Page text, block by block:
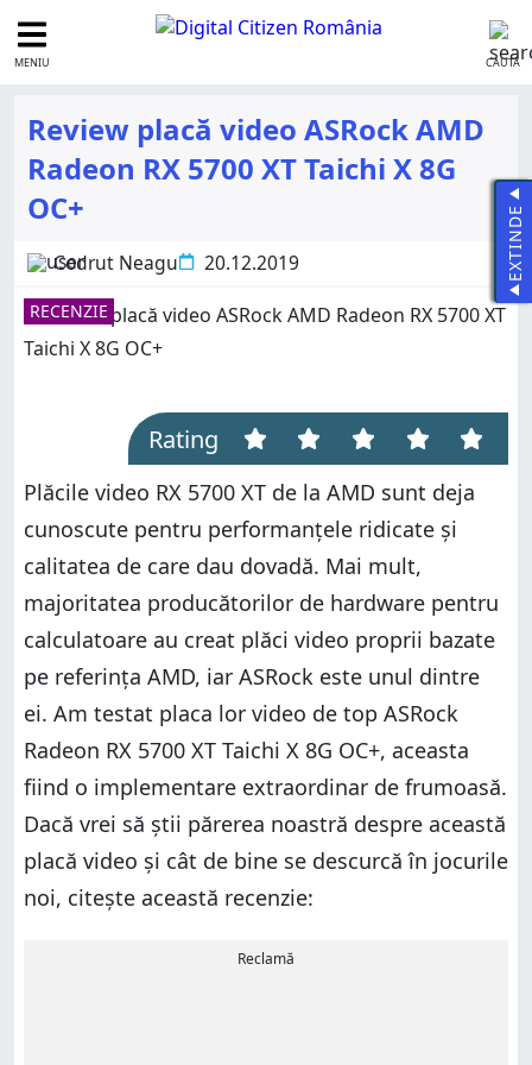
MENIU CAUTĂ
Review placă video ASRock AMD
Radeon RX 5700 XT Taichi X 8G
OC+
Codrut Neagu 20.12.2019
RECENZIE
Rating
Plăcile video RX 5700 XT de la AMD sunt deja
cunoscute pentru performanțele ridicate și
calitatea de care dau dovadă. Mai mult,
majoritatea producătorilor de hardware pentru
calculatoare au creat plăci video proprii bazate
pe referința AMD, iar ASRock este unul dintre
ei. Am testat placa lor video de top ASRock
Radeon RX 5700 XT Taichi X 8G OC+, aceasta
fiind o implementare extraordinar de frumoasă.
Dacă vrei să știi părerea noastră despre această
placă video și cât de bine se descurcă în jocurile
noi, citește această recenzie:
Reclamă
EXTINDE